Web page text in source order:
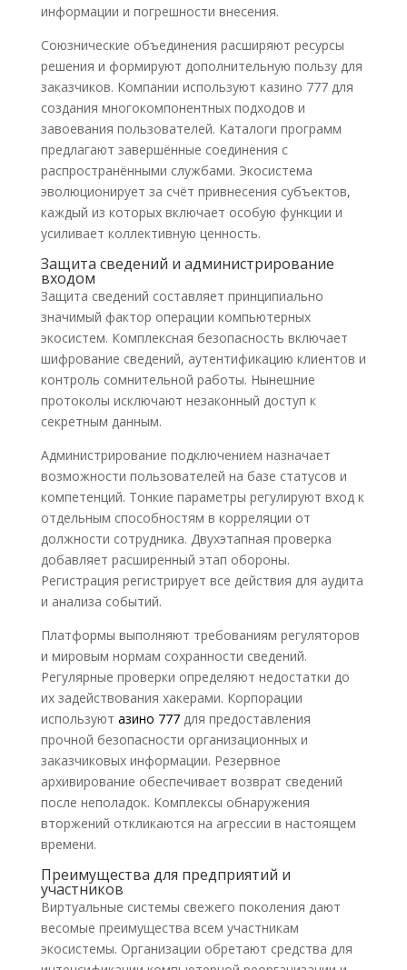
информации и погрешности внесения.
Союзнические объединения расширяют ресурсы
решения и формируют дополнительную пользу для
заказчиков. Компании используют казино 777 для
создания многокомпонентных подходов и
завоевания пользователей. Каталоги программ
предлагают завершённые соединения с
распространёнными службами. Экосистема
эволюционирует за счёт привнесения субъектов,
каждый из которых включает особую функции и
усиливает коллективную ценность.
Защита сведений и администрирование
входом
Защита сведений составляет принципиально
значимый фактор операции компьютерных
экосистем. Комплексная безопасность включает
шифрование сведений, аутентификацию клиентов и
контроль сомнительной работы. Нынешние
протоколы исключают незаконный доступ к
секретным данным.
Администрирование подключением назначает
возможности пользователей на базе статусов и
компетенций. Тонкие параметры регулируют вход к
отдельным способностям в корреляции от
должности сотрудника. Двухэтапная проверка
добавляет расширенный этап обороны.
Регистрация регистрирует все действия для аудита
и анализа событий.
Платформы выполняют требованиям регуляторов
и мировым нормам сохранности сведений.
Регулярные проверки определяют недостатки до
их задействования хакерами. Корпорации
используют азино 777для предоставления
прочной безопасности организационных и
заказчиковых информации. Резервное
архивирование обеспечивает возврат сведений
после неполадок. Комплексы обнаружения
вторжений откликаются на агрессии в настоящем
времени.
Преимущества для предприятий и
участников
Виртуальные системы свежего поколения дают
весомые преимущества всем участникам
экосистемы. Организации обретают средства для